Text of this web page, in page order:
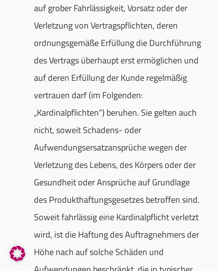
auf grober Fahrlässigkeit, Vorsatz oder der
Verletzung von Vertragspflichten, deren
ordnungsgemäße Erfüllung die Durchführung
des Vertrags überhaupt erst ermöglichen und
auf deren Erfüllung der Kunde regelmäßig
vertrauen darf (im Folgenden:
„Kardinalpflichten“) beruhen. Sie gelten auch
nicht, soweit Schadens- oder
Aufwendungsersatzansprüche wegen der
Verletzung des Lebens, des Körpers oder der
Gesundheit oder Ansprüche auf Grundlage
des Produkthaftungsgesetzes betroffen sind.
Soweit fahrlässig eine Kardinalpflicht verletzt
wird, ist die Haftung des Auftragnehmers der
Höhe nach auf solche Schäden und